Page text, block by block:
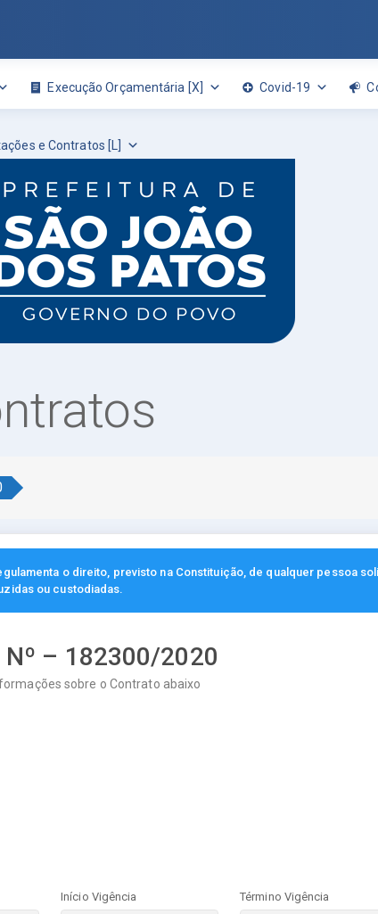
Execução Orçamentária [X] Covid-19
e Contratos [L]
o direito, previsto na Constituição, de qualquer pessoa
ou custodiadas.
– 182300/2020
sobre o Contrato abaixo
Início Vigência Término Vigência